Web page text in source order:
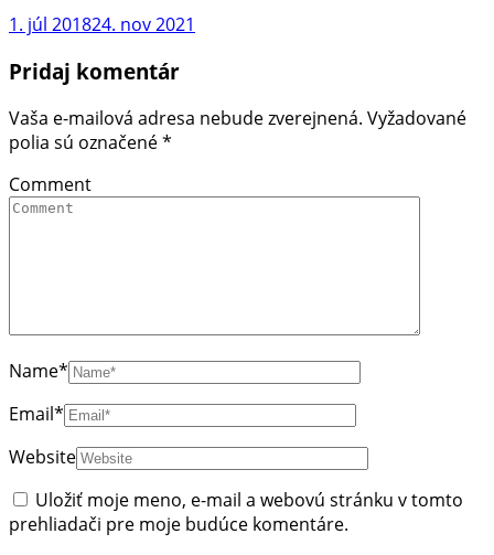
1. júl 201824. nov 2021
Pridaj komentár
Vaša e-mailová adresa nebude zverejnená. Vyžadované
polia sú označené*
Comment
Name*
Email*
Website
Uložiť moje meno, e-mail a webovú stránku v tomto
prehliadači pre moje budúce komentáre.